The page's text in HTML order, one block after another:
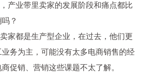
产业带里卖家的发展阶段和痛点都比
？
家都是生产型企业，在过去，他们更
务为主，可能没有太多电商销售的经
促销、营销这些课题不太了解。